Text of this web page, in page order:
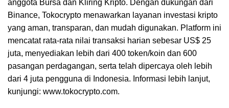
anggota Bursa dan Kliring Kripto. Dengan dukungan dari
Binance, Tokocrypto menawarkan layanan investasi kripto
yang aman, transparan, dan mudah digunakan. Platform ini
mencatat rata-rata nilai transaksi harian sebesar US$ 25
juta, menyediakan lebih dari 400 token/koin dan 600
pasangan perdagangan, serta telah dipercaya oleh lebih
dari 4 juta pengguna di Indonesia. Informasi lebih lanjut,
kunjungi: www.tokocrypto.com.